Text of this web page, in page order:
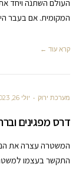
העולם השתנה ויחד
המקומית. אם בעבר
קרא עוד ←
מערכת ירוק יולי 26, 2023
דרס מפגינים
התקשר בעצמו